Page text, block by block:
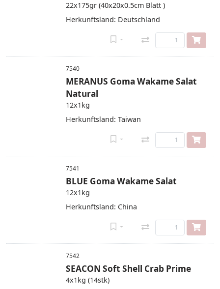
22x175gr (40x20x0.5cm Blatt )
Herkunftsland: Deutschland
7540
MERANUS Goma Wakame Salat
Natural
12x1kg
Herkunftsland: Taiwan
7541
BLUE Goma Wakame Salat
12x1kg
Herkunftsland: China
7542
SEACON Soft Shell Crab Prime
4x1kg (14stk)